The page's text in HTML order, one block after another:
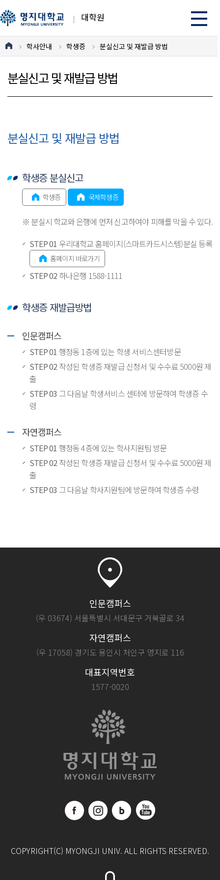
대학원
학사안내 학생증 분실신고 및 재발급 방법
분실신고 및 재발급 방법
분실신고 및 재발급 방법
학생증 분실신고
학생증 국제학생증
※ 분실시 학교와 은행에 먼저 신고하여야 피해를 막을 수 있다.
STEP 01 우리대학교 홈페이지(스마트카드시스템)분실 등록
홈페이지 바로가기
STEP 02 하나은행 1588-1111
학생증 재발급방법
인문캠퍼스
STEP 01 행정동 1층에 있는 학생 서비스센터방문
STEP 02 작성된 학생증 재발급 신청서 및 수수료 5000원 제
출
STEP 03 그 다음날 학생서비스 센터에 방문하여 학생증 수
령
자연캠퍼스
STEP 01 행정동 4층에 있는 학사지원팀 방문
STEP 02 작성된 학생증 재발급 신청서 및 수수료 5000원 제
출
STEP 03 그 다음날 학사지원팀에 방문하여 학생증 수령
인문캠퍼스
(우 03674) 서울특별시 서대문구 거북골로 34
자연캠퍼스
(우 17058) 경기도 용인시 처인구 명지로 116
대표지역번호
1577-0020
COPYRIGHT(C) MYONGJI UNIV. ALL RIGHTS RESERVED.